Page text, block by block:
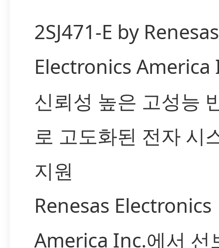
2SJ471-E by Renesas
Electronics
신뢰성 높은 고성능
로 고도화된 전자 시
지원
Renesas Electronics
America Inc.에서 선